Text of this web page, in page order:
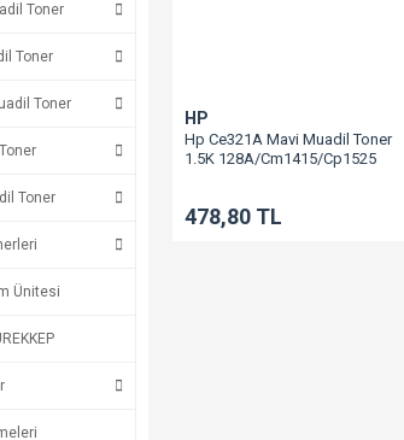
Toner
Toner
Toner
Toner
Ünitesi
HP
Hp Ce321A Mavi Muadil Toner
1.5K 128A/Cm1415/Cp1525
478,80 TL